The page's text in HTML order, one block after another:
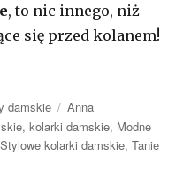
, to nic innego, niż
się przed kolanem!
damskie Tagi
Anna
,kolarki damskie, Modne
Stylowe kolarki damskie,Tanie